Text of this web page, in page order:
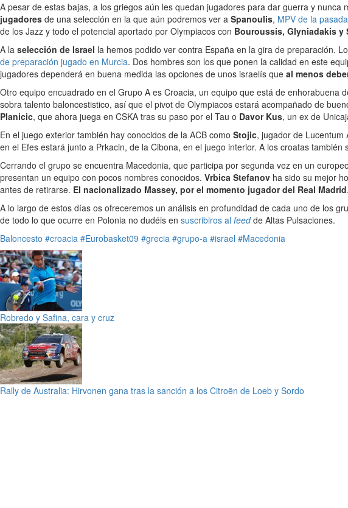
A pesar de estas bajas, a los griegos aún les quedan jugadores para dar guerra y
jugadores de una selección en la que aún podremos ver a Spanoulis, MPV de la
de los Jazz y todo el potencial aportado por Olympiacos con Bouroussis, Glyniadakis y
A la selección de Israel la hemos podido ver contra España en la gira de preparación.
de preparación jugado en Murcia. Dos hombres son los que ponen la calidad en este
jugadores dependerá en buena medida las opciones de unos israelís que al menos
Otro equipo encuadrado en el Grupo A es Croacia, un equipo que está de enhorabuena
sobra talento baloncestistico, así que el pivot de Olympiacos estará acompañado de
Planicic, que ahora juega en CSKA tras su paso por el Tau o Davor Kus, un ex de
En el juego exterior también hay conocidos de la ACB como Stojic, jugador de Lucentum
en el Efes estará junto a Prkacin, de la Cibona, en el juego interior. A los croatas también
Cerrando el grupo se encuentra Macedonia, que participa por segunda vez en un
presentan un equipo con pocos nombres conocidos. Vrbica Stefanov ha sido su mejor
antes de retirarse. El nacionalizado Massey, por el momento jugador del Real Madrid
A lo largo de estos días os ofreceremos un análisis en profundidad de cada uno de los
de todo lo que ocurre en Polonia no dudéis en suscribiros al feedde Altas Pulsaciones.
Baloncesto #croacia #Eurobasket09 #grecia #grupo-a #israel #Macedonia
Robredo y Safina, cara y cruz
Rally de Australia: Hirvonen gana tras la sanción a los Citroën de Loeb y Sordo